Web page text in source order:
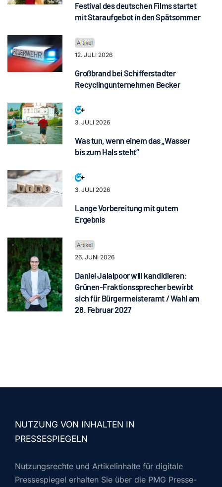
Festival des deutschen Films startet
mit Staraufgebot in den Spätsommer
12. JULI 2026
Großbrand bei Schifferstadter
Recyclingunternehmen Becker
3. JULI 2026
Was tun, wenn einem das „Wasser
bis zum Hals steht“
3. JULI 2026
Lange Vorbereitung mit gutem
Ergebnis
26. JUNI 2026
Daniel Jalalpoor will kandidieren:
Grünen-Fraktionssprecher bewirbt
sich für Bürgermeisteramt / Wahl am
28. Februar 2027
NUTZUNG VON INHALTEN IN
PRESSESPIEGELN
Nutzungsrechte und Artikelinhalte für digitale
Pressespiegel erhalten Sie über die PMG Presse-